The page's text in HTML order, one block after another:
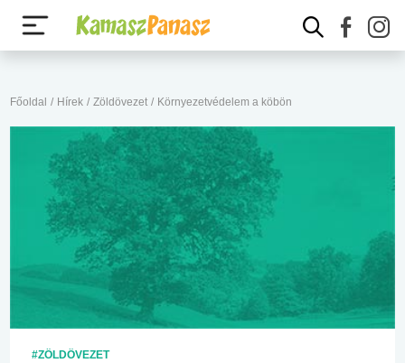
Főoldal / Hírek / Zöldövezet / Környezetvédelem a köbön
#ZÖLDÖVEZET